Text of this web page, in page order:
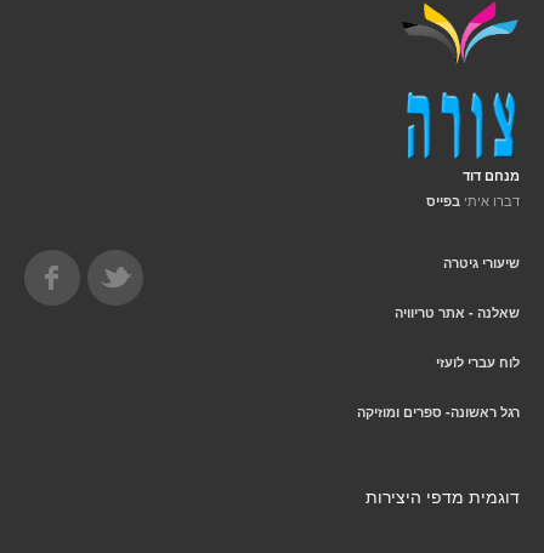
מנחם דוד
דברו איתי בפייס
שיעורי גיטרה
שאלנה - אתר טריוויה
לוח עברי לועזי
רגל ראשונה- ספרים ומוזיקה
דוגמית מדפי היצירות